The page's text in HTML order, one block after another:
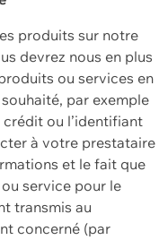
produits sur notre
devrez nous en plus
ou services en
par exemple
ou l’identifiant
à votre prestataire
et le fait que
service pour le
transmis au
concerné (par